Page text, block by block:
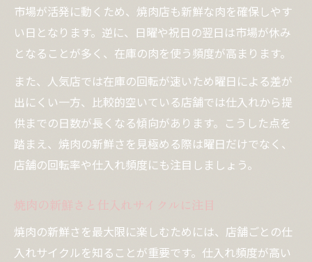
市場が活発に動くため、焼肉店も新鮮な肉を確保しやす
い日となります。逆に、日曜や祝日の翌日は市場が休み
となることが多く、在庫の肉を使う頻度が高まります。
また、人気店では在庫の回転が速いため曜日による差が
出にくい一方、比較的空いている店舗では仕入れから提
供までの日数が長くなる傾向があります。こうした点を
踏まえ、焼肉の新鮮さを見極める際は曜日だけでなく、
店舗の回転率や仕入れ頻度にも注目しましょう。
焼肉の新鮮さと仕入れサイクルに注目
焼肉の新鮮さを最大限に楽しむためには、店舗ごとの仕
入れサイクルを知ることが重要です。仕入れ頻度が高い